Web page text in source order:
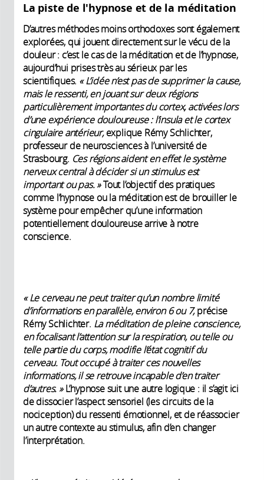
La piste de l'hypnose et de la méditation
D’autres méthodes moins orthodoxes sont également
explorées, qui jouent directement sur le vécu de la
douleur : c’est le cas de la méditation et de l’hypnose,
aujourd’hui prises très au sérieux par les
scientifiques. « L’idée n’est pas de supprimer la cause,
mais le ressenti, en jouant sur deux régions
particulièrement importantes du cortex, activées lors
d’une expérience douloureuse : l’insula et le cortex
cingulaire antérieur,explique Rémy Schlichter,
professeur de neurosciences à l’université de
Strasbourg. Ces régions aident en effet le système
nerveux central à décider si un stimulus est
important ou pas. »Tout l’objectif des pratiques
comme l’hypnose ou la méditation est de brouiller le
système pour empêcher qu’une information
potentiellement douloureuse arrive à notre
conscience.
« Le cerveau ne peut traiter qu’un nombre limité
d’informations en parallèle, environ 6 ou 7,précise
Rémy Schlichter. La méditation de pleine conscience,
en focalisant l’attention sur la respiration, ou telle ou
telle partie du corps, modifie l’état cognitif du
cerveau. Tout occupé à traiter ces nouvelles
informations, il se retrouve incapable d’en traiter
d’autres. »L’hypnose suit une autre logique : il s’agit ici
de dissocier l’aspect sensoriel (les circuits de la
nociception) du ressenti émotionnel, et de réassocier
un autre contexte au stimulus, afin d’en changer
l’interprétation.